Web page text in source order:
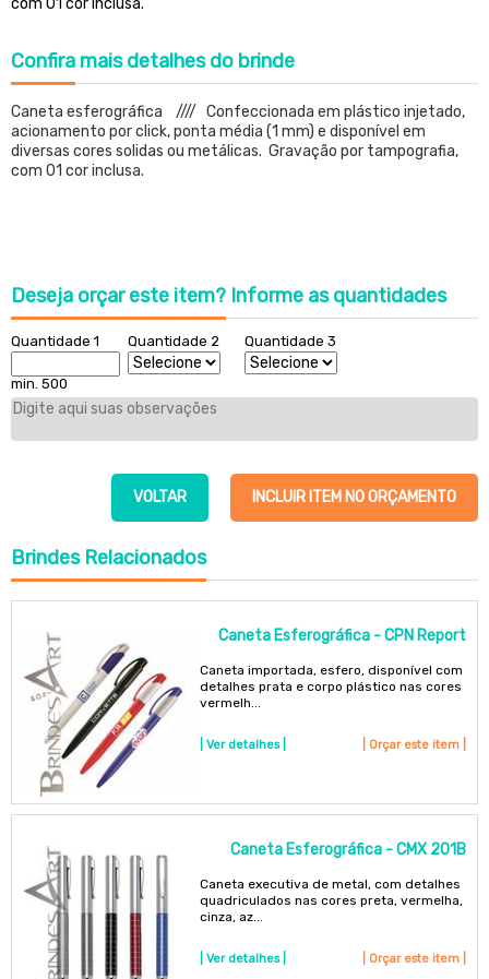
com 01 cor inclusa.
Confira mais detalhes do brinde
Caneta esferográfica //// Confeccionada em plástico injetado,
acionamento por click, ponta média (1 mm) e disponível em
diversas cores solidas ou metálicas. Gravação por tampografia,
com 01 cor inclusa.
Deseja orçar este item? Informe as quantidades
Quantidade 1
min. 500
Quantidade 2 Quantidade 3
INCLUIR ITEM NO ORÇAMENTO
VOLTAR
BrindesRelacionados
Caneta Esferográfica - CPN Report
Caneta importada, esfero, disponível com
detalhes prata e corpo plástico nas cores
vermelh...
| Ver detalhes | | Orçar este item |
Caneta Esferográfica - CMX 201B
Caneta executiva de metal, com detalhes
quadriculados nas cores preta, vermelha,
cinza, az...
| Ver detalhes | | Orçar este item |